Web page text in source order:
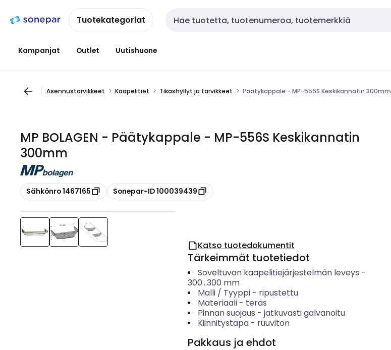
navigointiinsisältöönTuotekategoriat Haku
Kampanjat Outlet Uutishuone
Asennustarvikkeet Kaapelitiet Tikashyllyt ja tarvikkeet Päätykappale - MP-556S Keskikannatin 300mm
MP BOLAGEN - Päätykappale - MP-556S Keskikannatin
300mm
Kopioi
Sähkönro 1467165 Kopioi
Sonepar-ID 100039439
Katso tuotedokumentit
Tärkeimmät tuotetiedot
Soveltuvan kaapelitiejärjestelmän leveys -
300...300 mm
Malli / Tyyppi- ripustettu
Materiaali- teräs
Pinnan suojaus - jatkuvasti galvanoitu
Kiinnitystapa- ruuviton
Pakkaus ja ehdot